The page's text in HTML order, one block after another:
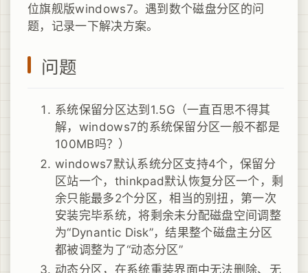
位旗舰版windows7。遇到数个磁盘分区的问
题，记录一下解决方案。
问题
系统保留分区达到1.5G（一直百思不得其
解，windows7的系统保留分区一般不都是
100MB吗？）
windows7默认系统分区支持4个，保留分
区站一个，thinkpad默认恢复分区一个，剩
余只能最多2个分区，相当的别扭，第一次
安装完毕系统，将剩余未分配磁盘空间调整
为“Dynantic Disk”，结果整个磁盘主分区
都被调整为了“动态分区”
动态分区，在系统重装界面中无法删除、无